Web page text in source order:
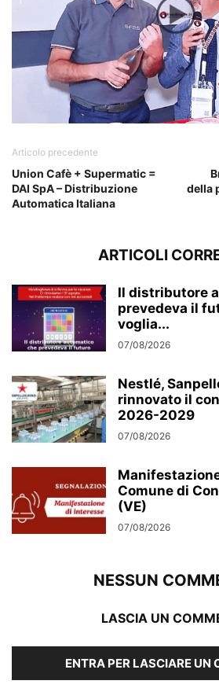
Articolo precedente
Union Cafè + Supermatic =
DAI SpA – Distribuzione
Automatica Italiana
della
ARTICOLI
Il distributore
prevedeva il
voglia...
07/08/2026
Nestlé,
rinnovato il
2026-2029
07/08/2026
Comune di
(VE)
07/08/2026
NESSUN
LASCIA UN
ENTRA PER LASCIARE UN